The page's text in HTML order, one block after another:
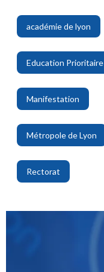
académie de lyon
,
Education Prioritaire
,
Manifestation
,
Métropole de Lyon
,
Rectorat